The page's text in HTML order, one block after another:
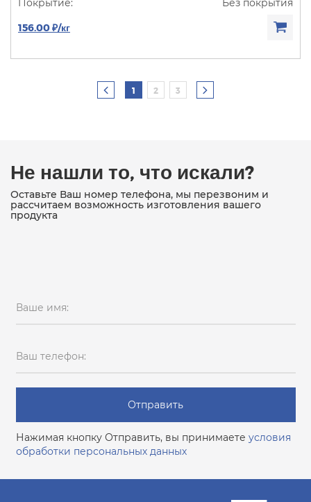
Без покрытия
156.00 ₽/кг
1 2 3
Не нашли то, что искали?
Оставьте Ваш номер телефона, мы перезвоним и
рассчитаем возможность изготовления вашего
продукта
Ваше имя:
Ваш телефон:
Отправить
Нажимая кнопку Отправить, вы принимаете условия
обработки персональных данных